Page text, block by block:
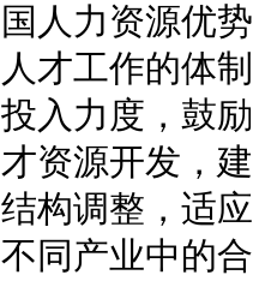
国人力资源优
人才工作的体
投入力度，鼓
才资源开发，
结构调整，适
不同产业中的